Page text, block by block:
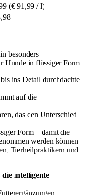
(€ 91,99 / l)
besonders
Hunde in flüssiger Form.
ins Detail durchdachte
auf die
das den Unterschied
Form – damit die
werden können
Tierheilpraktikern und
intelligente